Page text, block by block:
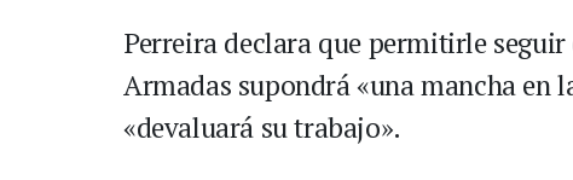
Perreira declara que permitirle
Armadas supondrá «una mancha en
«devaluará su trabajo».